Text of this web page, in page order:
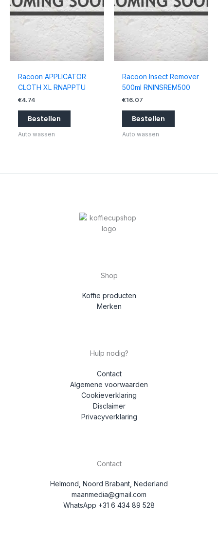
Racoon APPLICATOR
CLOTH XL RNAPPTU
€4.74
Bestellen
Auto wassen
Racoon Insect Remover
500ml RNINSREM500
€16.07
Bestellen
Auto wassen
Shop
Koffie producten
Merken
Hulp nodig?
Contact
Algemene voorwaarden
Cookieverklaring
Disclaimer
Privacyverklaring
Contact
Helmond, Noord Brabant, Nederland
maanmedia@gmail.com
WhatsApp +31 6 434 89 528